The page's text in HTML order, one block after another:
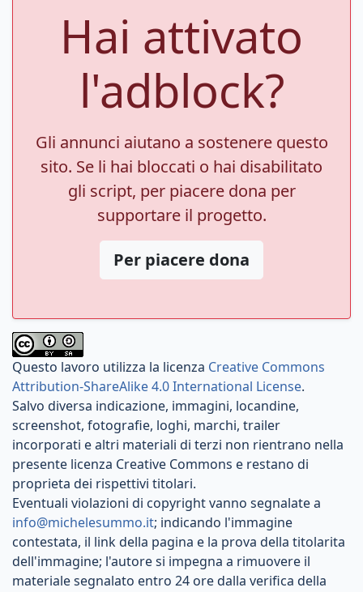
Hai attivato
l'adblock?
Gli annunci aiutano a sostenere questo
sito. Se li hai bloccati o hai disabilitato
gli script, per piacere dona per
supportare il progetto.
Per piacere dona
Questo lavoro utilizza la licenza Creative Commons
Attribution-ShareAlike 4.0 International License.
Salvo diversa indicazione, immagini, locandine,
screenshot, fotografie, loghi, marchi, trailer
incorporati e altri materiali di terzi non rientrano nella
presente licenza Creative Commons e restano di
proprieta dei rispettivi titolari.
Eventuali violazioni di copyright vanno segnalate a
info@michelesummo.it; indicando l'immagine
contestata, il link della pagina e la prova della titolarita
dell'immagine; l'autore si impegna a rimuovere il
materiale segnalato entro 24 ore dalla verifica della